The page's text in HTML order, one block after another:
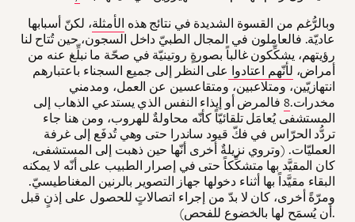
وبالرُّغم من القسوة الشديدة في نتائج هذه الأمثلة، لكنّ أسبابها
عاديّة. فالعاملون في المجال الطبيّ داخل السجون، حين تُتاح لنا
رؤيتهم، يشكِّكون غالباً بصورةٍ روتينيّة في صحّة ما نبلِّغ عنه من
أمراض، لأنّهم اعتادوا على النظر إلى جميع السجناء باعتبارهم
انتهازيّين، ومتلاعبين، ومتقاعسين عن العمل، ومدمني
مخدرات.8 فالمرض أو إيذاء النفس الذي يستدعي الذهاب إلى
المستشفى يُعامَل تلقائيّاً كأنّه محاولةٌ للهروب، ومن هنا جاء
تردُّد الحرّاس في فكّ قيود ساندرا حتى وهي تُدفَع إلى غرفة
العمليّات. (وتروي نزيلةٌ أخرى أنّها حين ذهبت إلى المستشفى،
كان المقيَّد بها متشكِّكاً حتى في إصرار الطبيب على أنّه لا يمكنه
البقاء مقيَّداً بها أثناء دخولها جهاز التصوير بالرنين المغناطيسيّ.
ومرّةً أخرى، كان لا بدّ من إجراء اتصالاتٍ للحصول على إذنٍ قبل
أن يُسمَح لها بالخضوع للفحص).